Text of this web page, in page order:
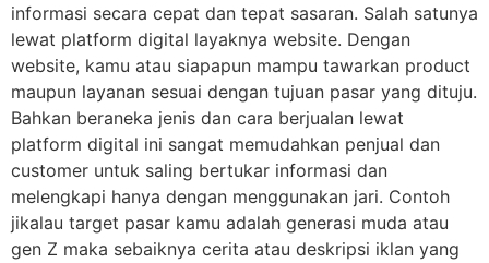
informasi secara cepat dan tepat sasaran. Salah satunya
lewat platform digital layaknya website. Dengan
website, kamu atau siapapun mampu tawarkan product
maupun layanan sesuai dengan tujuan pasar yang dituju.
Bahkan beraneka jenis dan cara berjualan lewat
platform digital ini sangat memudahkan penjual dan
customer untuk saling bertukar informasi dan
melengkapi hanya dengan menggunakan jari. Contoh
jikalau target pasar kamu adalah generasi muda atau
gen Z maka sebaiknya cerita atau deskripsi iklan yang